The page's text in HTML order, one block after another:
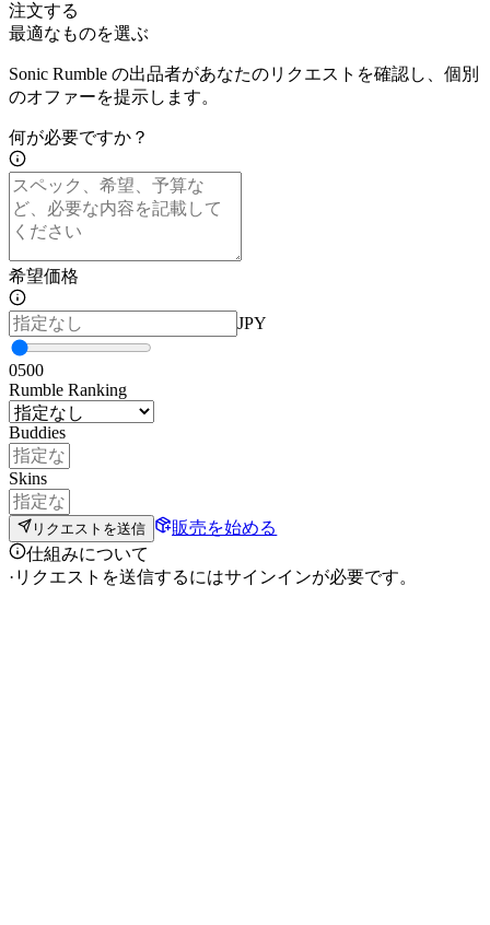
注文する
最適なものを選ぶ
Sonic Rumble の出品者があなたのリクエストを確認し、個別
のオファーを提示します。
何が必要ですか？
希望価格
JPY
0500
Rumble Ranking
Buddies
Skins
リクエストを送信
販売を始める
仕組みについて
· リクエストを送信するにはサインインが必要です。